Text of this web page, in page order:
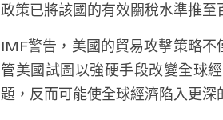
政策已將該國的有效關稅水準推至
IMF警告，美國的貿易攻擊策略
管美國試圖以強硬手段改變全球
題，反而可能使全球經濟陷入更深